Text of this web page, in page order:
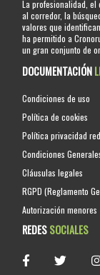
La profesionalidad,
al corredor, la
valores que
ha permitido a
un gran conjunto de
DOCUMENTACIÓN
Condiciones de uso
Política de cookies
Política privacidad
Condiciones
Cláusulas legales
RGPD (Reglamento
Autorización menores
REDESSOCIALES